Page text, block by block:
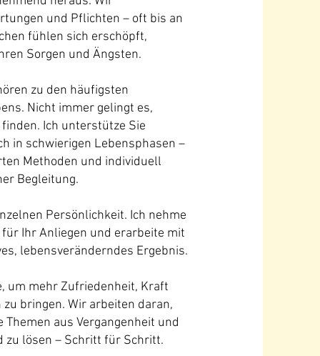
und Pflichten – oft bis an
fühlen sich erschöpft,
Sorgen und Ängsten.
zu den häufigsten
Nicht immer gelingt es,
Ich unterstütze Sie
in schwierigen Lebensphasen –
Methoden und individuell
Begleitung.
Persönlichkeit. Ich nehme
Ihr Anliegen und erarbeite mit
lebensveränderndes Ergebnis.
um mehr Zufriedenheit, Kraft
bringen. Wir arbeiten daran,
aus Vergangenheit und
zu lösen – Schritt für Schritt.​